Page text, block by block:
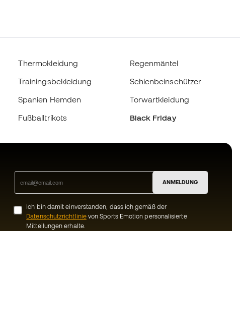
Thermokleidung
Trainingsbekleidung
Spanien Hemden
Fußballtrikots
Regenmäntel
Schienbeinschützer
Torwartkleidung
Black Friday
ANMELDUNG
Ich bin damit einverstanden, dass ich gemäß der
Datenschutzrichtlinievon Sports Emotion personalisierte
Mitteilungen erhalte.